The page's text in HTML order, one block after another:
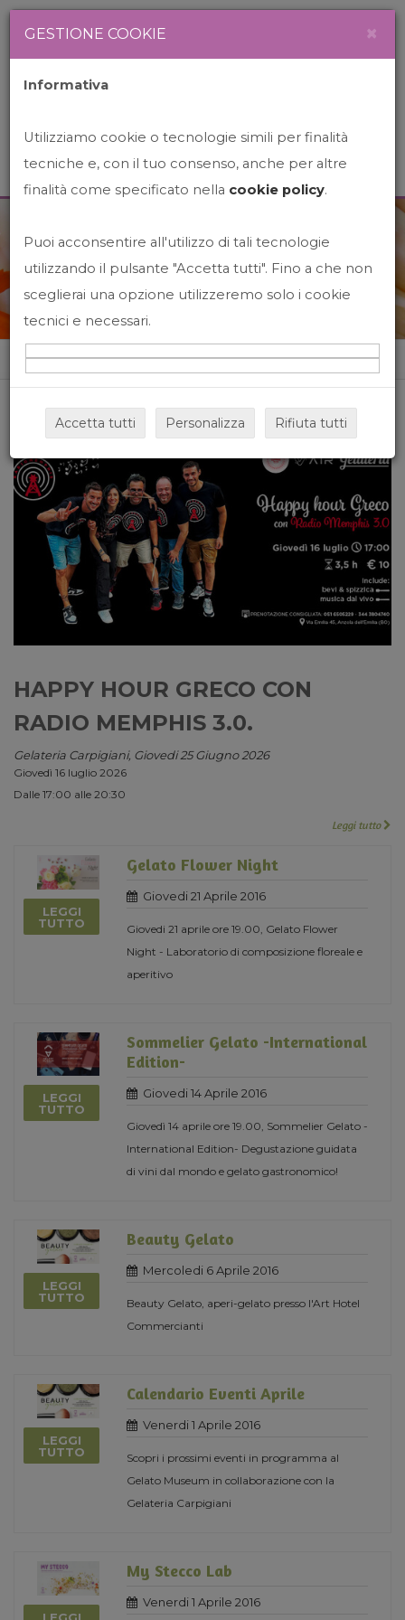
News&Events
Home News&events
HAPPY HOUR GRECO CON
RADIO MEMPHIS 3.0.
Gelateria Carpigiani, Giovedi 25 Giugno 2026
Giovedì 16 luglio 2026
Dalle 17:00 alle 20:30
Leggi tutto
LEGGI
TUTTO
Gelato Flower Night
Giovedi 21 Aprile 2016
Giovedi 21 aprile ore 19.00, Gelato Flower
Night - Laboratorio di composizione floreale e
aperitivo
LEGGI
TUTTO
Sommelier Gelato -International
Edition-
Giovedi 14 Aprile 2016
Giovedì 14 aprile ore 19.00, Sommelier Gelato -
International Edition- Degustazione guidata
di vini dal mondo e gelato gastronomico!
LEGGI
TUTTO
Beauty Gelato
Mercoledi 6 Aprile 2016
Beauty Gelato, aperi-gelato presso l'Art Hotel
Commercianti
LEGGI
TUTTO
Calendario Eventi Aprile
Venerdi 1 Aprile 2016
Scopri i prossimi eventi in programma al
Gelato Museum in collaborazione con la
Gelateria Carpigiani
My Stecco Lab
Venerdi 1 Aprile 2016
GESTIONE COOKIE ×
Informativa
Utilizziamo cookie o tecnologie simili per finalità
tecniche e, con il tuo consenso, anche per altre
finalità come specificato nella cookie policy.
Puoi acconsentire all'utilizzo di tali tecnologie
utilizzando il pulsante "Accetta tutti". Fino a che non
sceglierai una opzione utilizzeremo solo i cookie
tecnici e necessari.
Accetta tutti Personalizza Rifiuta tutti